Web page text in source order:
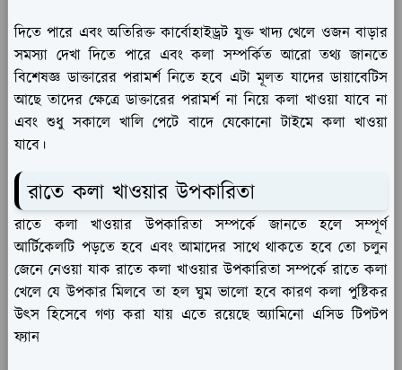
দিতে পারে এবং অতিরিক্ত কার্বোহাইড্রট যুক্ত খাদ্য খেলে ওজন বাড়ার
সমস্যা দেখা দিতে পারে এবং কলা সম্পর্কিত আরো তথ্য জানতে
বিশেষজ্ঞ ডাক্তারের পরামর্শ নিতে হবে এটা মূলত যাদের ডায়াবেটিস
আছে তাদের ক্ষেত্রে ডাক্তারের পরামর্শ না নিয়ে কলা খাওয়া যাবে না
এবং শুধু সকালে খালি পেটে বাদে যেকোনো টাইমে কলা খাওয়া
যাবে।
রাতে কলা খাওয়ার উপকারিতা
রাতে কলা খাওয়ার উপকারিতা সম্পর্কে জানতে হলে সম্পূর্ণ
আর্টিকেলটি পড়তে হবে এবং আমাদের সাথে থাকতে হবে তো চলুন
জেনে নেওয়া যাক রাতে কলা খাওয়ার উপকারিতা সম্পর্কে রাতে কলা
খেলে যে উপকার মিলবে তা হল ঘুম ভালো হবে কারণ কলা পুষ্টিকর
উৎস হিসেবে গণ্য করা যায় এতে রয়েছে অ্যামিনো এসিড টিপটপ
ফ্যান